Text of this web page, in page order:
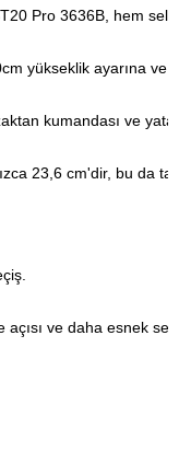
Pro 3636B, hem
yükseklik ayarına
kumandası ve
23,6 cm'dir, bu da
ve daha esnek